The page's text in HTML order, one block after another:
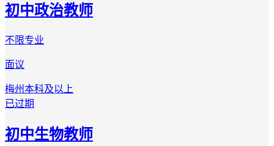
初中政治教师
不限专业
面议
梅州本科及以上
已过期
初中生物教师